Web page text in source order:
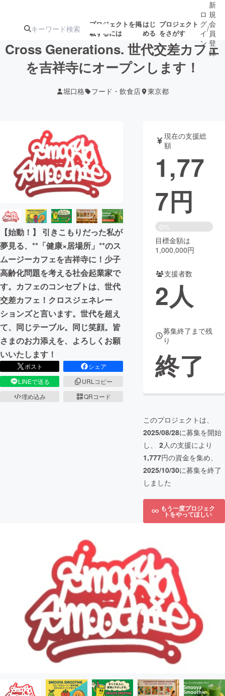
プロジェクトを掲
載するには
はじ
める
プロジェクト
をさがす
注目のリ
ターン
注目の新着プロ
ジェクト
募集終了が近いプ
ロジェクト
アート・写真 音楽
テクノロジー・ガジェット ゲーム・サ
映像・映画 書籍・雑誌
ビジネス・起業 チャレンジ
まちづくり・地域活性化
CAMPFIRE for Social Good
CAMPFIRE Creation
CAMPFIREふるさと納税 machi-ya コミュニティ
ロ
グ
イ
ン
/
新
規
会
員
登
録
Cross Generations. 世代交差カフェ
を吉祥寺にオープンします！
堀口格 フード・飲食店 東京都
【始動！】 引きこもりだった私が
夢見る、**「健康×居場所」**のス
ムージーカフェを吉祥寺に！少子
高齢化問題を考える社会起業家で
す。カフェのコンセプトは、世代
交差カフェ！クロスジェネレー
ションズと言います。世代を超え
て、同じテーブル。同じ笑顔。皆
さまのお力添えを、よろしくお願
いいたします！
ポスト
シェア
LINEで送る
URLコピー
埋め込み
QRコード
現在の支援総
額
1,77
7円
0%
目標金額は
1,000,000円
支援者数
2人
募集終了まで残
り
終了
このプロジェクトは、
2025/08/28に募集を開始
し、 2人の支援により
1,777円の資金を集め、
2025/10/30に募集を終了
しました
もう一度プロジェク
トをやってほしい